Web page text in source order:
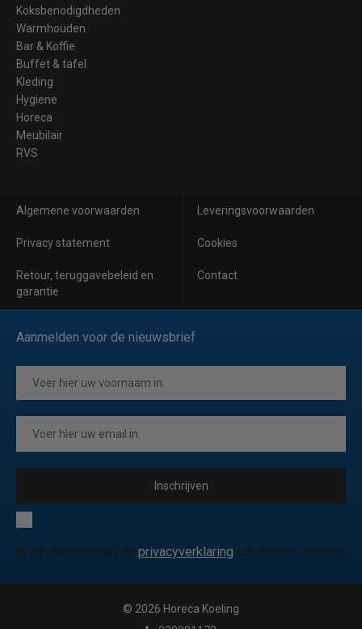
Koksbenodigdheden
Warmhouden
Bar & Koffie
Buffet & tafel
Kleding
Hygiene
Horeca
Meubilair
RVS
Algemene voorwaarden Leveringsvoorwaarden
Privacy statement Cookies
Retour, teruggavebeleid en
garantie
Contact
Aanmelden voor de nieuwsbrief
Inschrijven
Ik ga akkoord met de privacyverklaring van Horeca Koeling
© 2026 Horeca Koeling
|